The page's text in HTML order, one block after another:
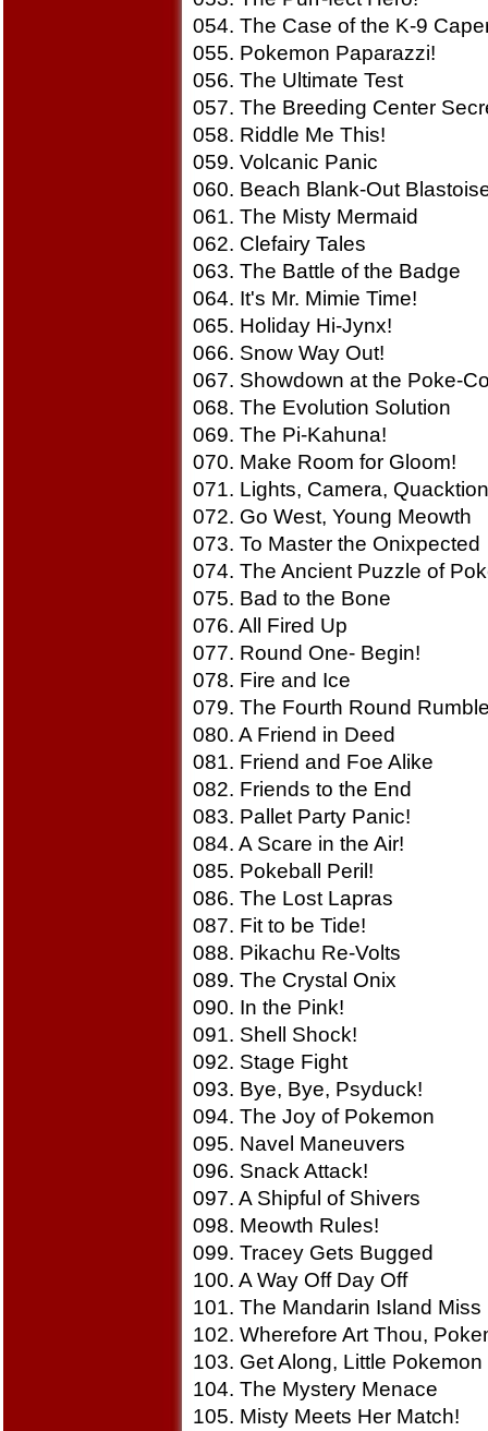
054. The Case of the K-9
055. Pokemon Paparazzi!
056. The Ultimate Test
057. The Breeding Center
058. Riddle Me This!
059. Volcanic Panic
060. Beach Blank-Out
061. The Misty Mermaid
062. Clefairy Tales
063. The Battle of the Badge
064. It's Mr. Mimie Time!
065. Holiday Hi-Jynx!
066. Snow Way Out!
067. Showdown at the Poke-
068. The Evolution Solution
069. The Pi-Kahuna!
070. Make Room for Gloom!
071. Lights, Camera,
072. Go West, Young Meowth
073. To Master the Onixpected
074. The Ancient Puzzle of
075. Bad to the Bone
076. All Fired Up
077. Round One- Begin!
078. Fire and Ice
079. The Fourth Round
080. A Friend in Deed
081. Friend and Foe Alike
082. Friends to the End
083. Pallet Party Panic!
084. A Scare in the Air!
085. Pokeball Peril!
086. The Lost Lapras
087. Fit to be Tide!
088. Pikachu Re-Volts
089. The Crystal Onix
090. In the Pink!
091. Shell Shock!
092. Stage Fight
093. Bye, Bye, Psyduck!
094. The Joy of Pokemon
095. Navel Maneuvers
096. Snack Attack!
097. A Shipful of Shivers
098. Meowth Rules!
099. Tracey Gets Bugged
100. A Way Off Day Off
101. The Mandarin Island Miss
102. Wherefore Art Thou,
103. Get Along, Little Pokemon
104. The Mystery Menace
105. Misty Meets Her Match!